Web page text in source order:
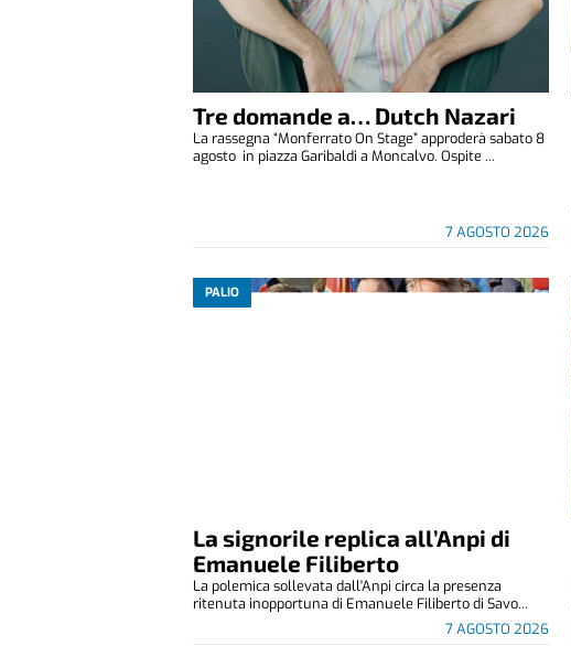
Tre domande a… Dutch Nazari
7 AGOSTO 2026
La rassegna “Monferrato On Stage” approderà sabato 8
agosto in piazza Garibaldi a Moncalvo. Ospite ...
PALIO
La signorile replica all’Anpi di
Emanuele Filiberto
7 AGOSTO 2026
La polemica sollevata dall'Anpi circa la presenza
ritenuta inopportuna di Emanuele Filiberto di Savo...